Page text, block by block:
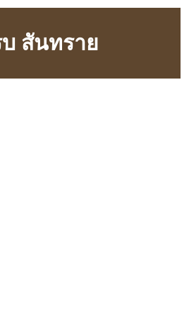
สันทราย